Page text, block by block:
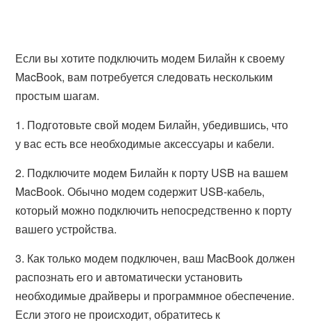
Если вы хотите подключить модем Билайн к своему
MacBook, вам потребуется следовать нескольким
простым шагам.
1. Подготовьте свой модем Билайн, убедившись, что
у вас есть все необходимые аксессуары и кабели.
2. Подключите модем Билайн к порту USB на вашем
MacBook. Обычно модем содержит USB-кабель,
который можно подключить непосредственно к порту
вашего устройства.
3. Как только модем подключен, ваш MacBook должен
распознать его и автоматически установить
необходимые драйверы и программное обеспечение.
Если этого не происходит, обратитесь к